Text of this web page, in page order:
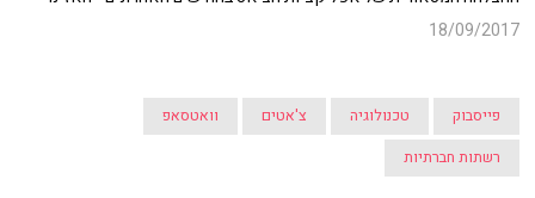
18/09/2017
פייסבוק טכנולוגיה צ'אטים
וואטסאפ
רשתות חברתיות